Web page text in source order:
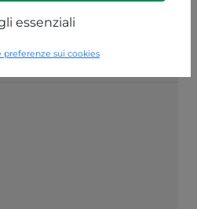
essenziali
preferenze sui cookies